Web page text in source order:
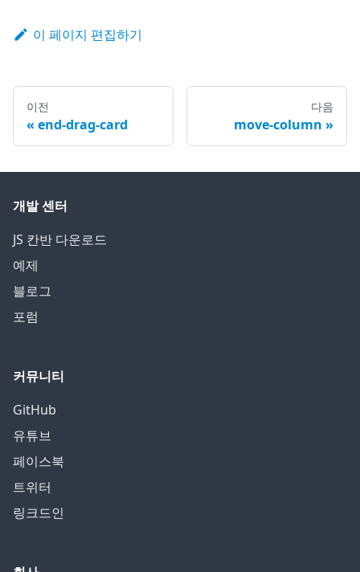
이 페이지 편집하기
이전
end-drag-card
다음
move-column
개발 센터
JS 칸반 다운로드
예제
블로그
포럼
커뮤니티
GitHub
유튜브
페이스북
트위터
링크드인